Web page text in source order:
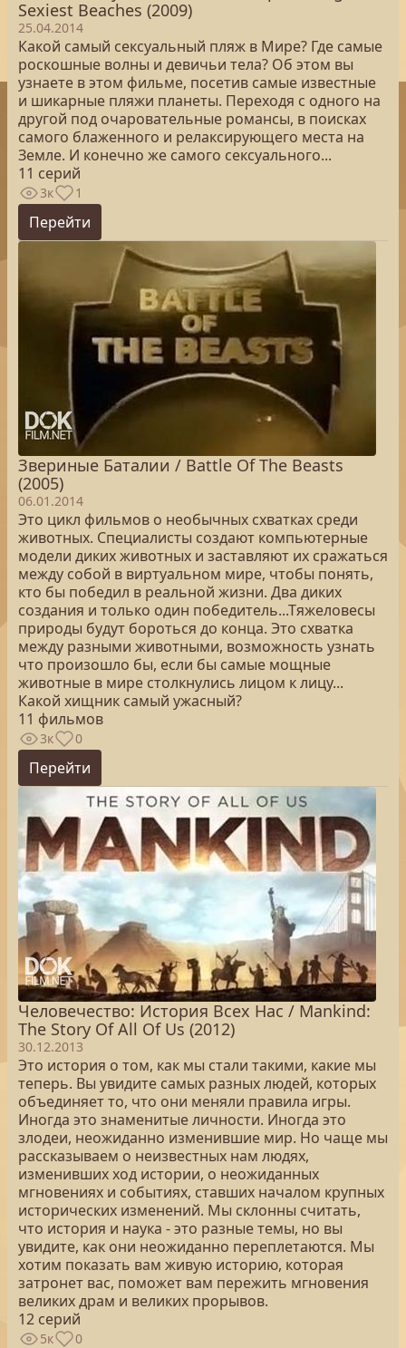
Sexiest Beaches (2009)
25.04.2014
Какой самый сексуальный пляж в Мире? Где самые
роскошные волны и девичьи тела? Об этом вы
узнаете в этом фильме, посетив самые известные
и шикарные пляжи планеты. Переходя с одного на
другой под очаровательные романсы, в поисках
самого блаженного и релаксирующего места на
Земле. И конечно же самого сексуального...
11 серий
3к 1
Перейти
Звериные Баталии / Battle Of The Beasts
(2005)
06.01.2014
Это цикл фильмов о необычных схватках среди
животных. Специалисты создают компьютерные
модели диких животных и заставляют их сражаться
между собой в виртуальном мире, чтобы понять,
кто бы победил в реальной жизни. Два диких
создания и только один победитель...Тяжеловесы
природы будут бороться до конца. Это схватка
между разными животными, возможность узнать
что произошло бы, если бы самые мощные
животные в мире столкнулись лицом к лицу...
Какой хищник самый ужасный?
11 фильмов
3к 0
Перейти
Человечество: История Всех Нас / Mankind:
The Story Of All Of Us (2012)
30.12.2013
Это история о том, как мы стали такими, какие мы
теперь. Вы увидите самых разных людей, которых
объединяет то, что они меняли правила игры.
Иногда это знаменитые личности. Иногда это
злодеи, неожиданно изменившие мир. Но чаще мы
рассказываем о неизвестных нам людях,
изменивших ход истории, о неожиданных
мгновениях и событиях, ставших началом крупных
исторических изменений. Мы склонны считать,
что история и наука - это разные темы, но вы
увидите, как они неожиданно переплетаются. Мы
хотим показать вам живую историю, которая
затронет вас, поможет вам пережить мгновения
великих драм и великих прорывов.
12 серий
5к 0